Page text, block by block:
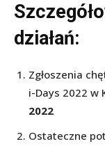
działań:
Zgłoszenia
i-Days 2022 w
2022
Ostateczne